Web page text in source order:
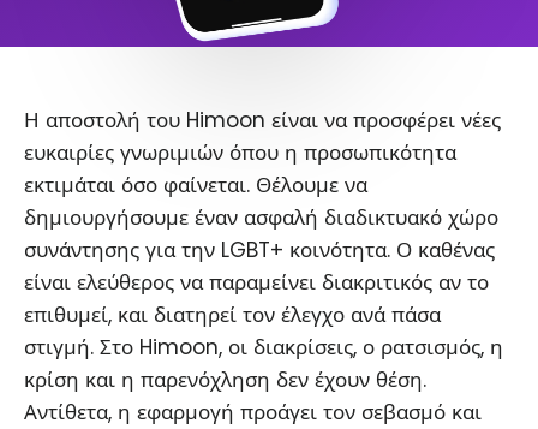
Η αποστολή του Himoon είναι να προσφέρει νέες
ευκαιρίες γνωριμιών όπου η προσωπικότητα
εκτιμάται όσο φαίνεται. Θέλουμε να
δημιουργήσουμε έναν ασφαλή διαδικτυακό χώρο
συνάντησης για την LGBT+ κοινότητα. Ο καθένας
είναι ελεύθερος να παραμείνει διακριτικός αν το
επιθυμεί, και διατηρεί τον έλεγχο ανά πάσα
στιγμή. Στο Himoon, οι διακρίσεις, ο ρατσισμός, η
κρίση και η παρενόχληση δεν έχουν θέση.
Αντίθετα, η εφαρμογή προάγει τον σεβασμό και